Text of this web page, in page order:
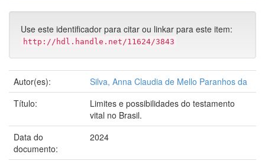
Use este identificador para citar ou linkar para este item:
http://hdl.handle.net/11624/3843
Autor(es):
Silva, Anna Claudia de Mello Paranhos da
Título:
Limites e possibilidades do testamento
vital no Brasil.
Data do
documento:
2024